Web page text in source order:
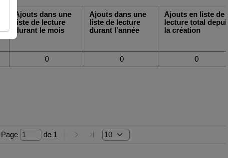
Ajouts dans une
liste de lecture
durant le mois
Ajouts dans une
liste de lecture
durant l’année
Ajouts en liste de
lecture total
la création
0 0 0
Page de 1